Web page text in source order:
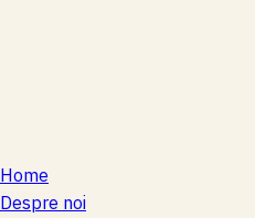
Home
Despre noi